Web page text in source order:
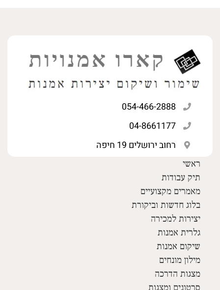
054-466-2888
04-8661177
רחוב ירושלים 19 חיפה
ראשי
תיק עבודות
מאמרים מקצועיים
בלוג חדשות וביקורת
יצירות למכירה
גלרית אמנות
שיקום אמנות
מילון מונחים
מצגות הדרכה
סרטונים ומצגות